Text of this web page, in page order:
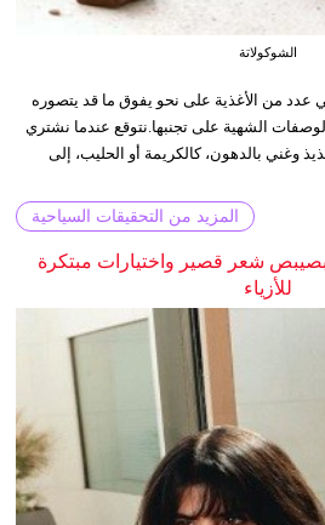
الشوكولاتة
عدد من الأغذية على نحو يفوق ما قد يتصوره
الشهية على تجنبها.نتوقع عندما نشتري
وغني بالدهون، كالكريمة أو الحليب، إلى
المزيد من التحقيقات السياحية
شعر قصير واختيارات مبتكرة
للأزياء